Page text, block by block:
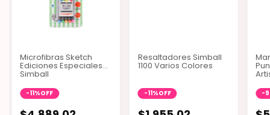
Microfibras Sketch
Ediciones Especiales
Simball
-11%OFF
Resaltadores Simball
1100 Varios Colores
-11%OFF -9